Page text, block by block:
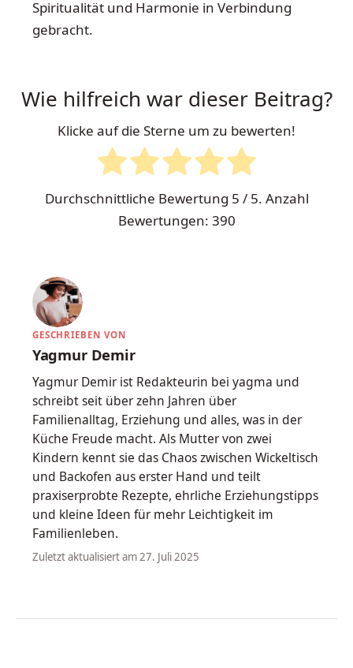
Spiritualität und Harmonie in Verbindung
gebracht.
Wie hilfreich war dieser Beitrag?
Klicke auf die Sterne um zu bewerten!
Durchschnittliche Bewertung 5 / 5. Anzahl
Bewertungen: 390
GESCHRIEBEN VON
Yagmur Demir
Yagmur Demir ist Redakteurin bei yagma und
schreibt seit über zehn Jahren über
Familienalltag, Erziehung und alles, was in der
Küche Freude macht. Als Mutter von zwei
Kindern kennt sie das Chaos zwischen Wickeltisch
und Backofen aus erster Hand und teilt
praxiserprobte Rezepte, ehrliche Erziehungstipps
und kleine Ideen für mehr Leichtigkeit im
Familienleben.
Zuletzt aktualisiert am 27. Juli 2025